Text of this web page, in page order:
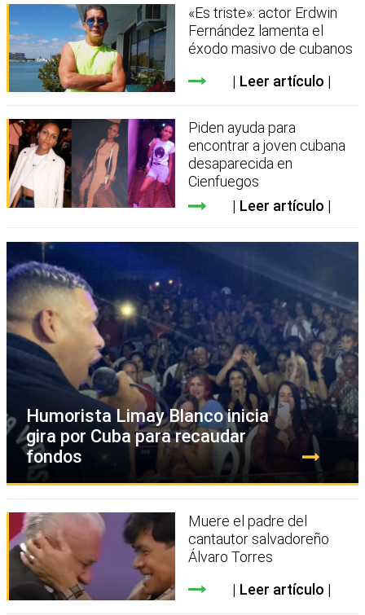
«Es triste»: actor Erdwin
Fernández lamenta el
éxodo masivo de cubanos
Leer artículo
Piden ayuda para
encontrar a joven cubana
desaparecida en
Cienfuegos
Leer artículo
Humorista Limay Blanco inicia
gira por Cuba para recaudar
fondos
Muere el padre del
cantautor salvadoreño
Álvaro Torres
Leer artículo